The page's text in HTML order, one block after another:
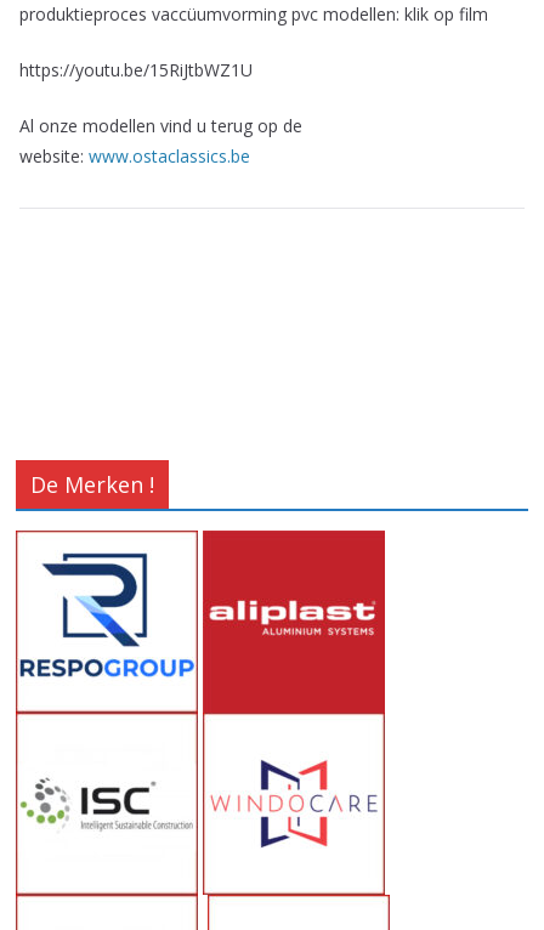
produktieproces vaccüumvorming pvc modellen: klik op film
https://youtu.be/15RiJtbWZ1U
Al onze modellen vind u terug op de
website: www.ostaclassics.be
De Merken !